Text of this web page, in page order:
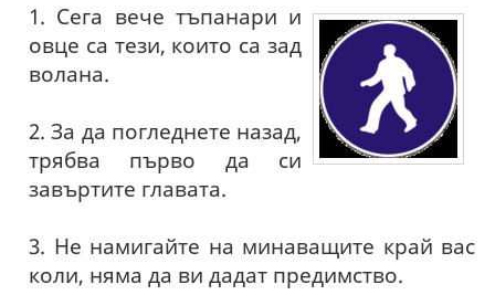
1. Сега вече тъпанари и
овце са тези, които са зад
волана.
2. За да погледнете назад,
трябва първо да си
завъртите главата.
3. Не намигайте на минаващите край вас
коли, няма да ви дадат предимство.